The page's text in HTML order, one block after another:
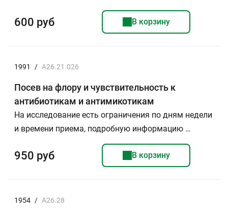
600 руб В корзину
1991 / A26.21.026
Посев на флору и чувствительность к
антибиотикам и антимикотикам
На исследование есть ограничения по дням недели
и времени приема, подробную информацию …
950 руб В корзину
1954 / А26.28